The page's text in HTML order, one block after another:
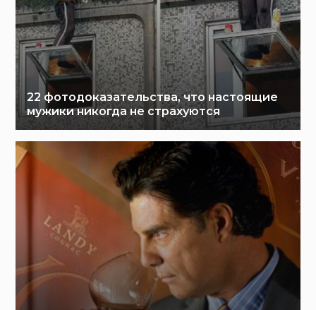
22 фотодоказательства, что настоящие
мужики никогда не страхуются